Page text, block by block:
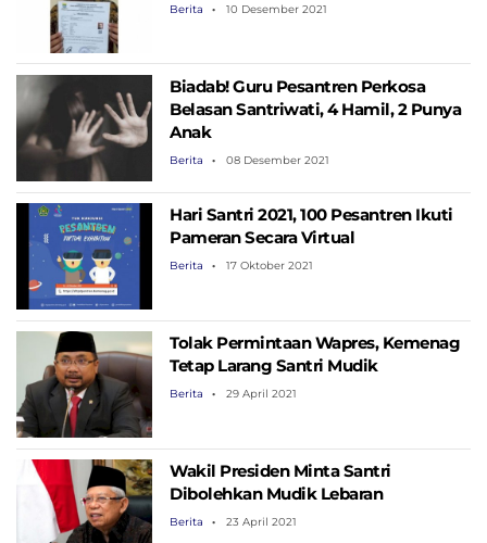
Berita 10 Desember 2021
Biadab! Guru Pesantren Perkosa
Belasan Santriwati, 4 Hamil, 2 Punya
Anak
Berita 08 Desember 2021
Hari Santri 2021, 100 Pesantren Ikuti
Pameran Secara Virtual
Berita 17 Oktober 2021
Tolak Permintaan Wapres, Kemenag
Tetap Larang Santri Mudik
Berita 29 April 2021
Wakil Presiden Minta Santri
Dibolehkan Mudik Lebaran
Berita 23 April 2021